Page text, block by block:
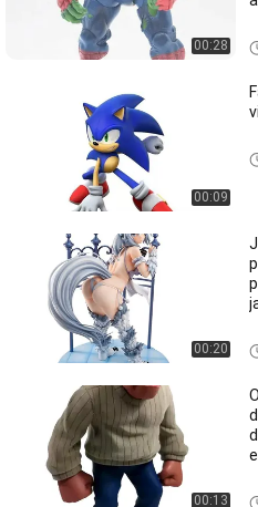
00:28
00:09
00:20
00:13